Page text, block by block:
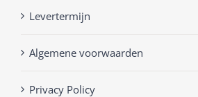
Levertermijn
Algemene voorwaarden
Privacy Policy